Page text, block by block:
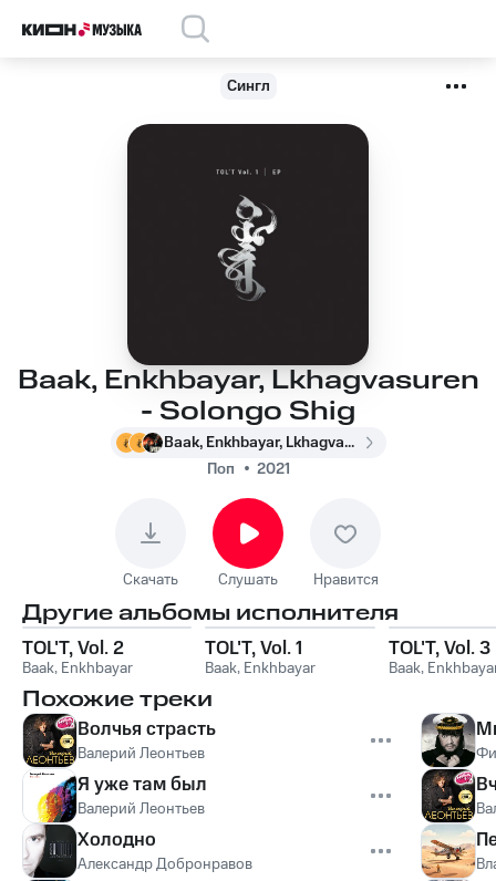
Сингл
Baak, Enkhbayar, Lkhagvasuren
- Solongo Shig
Baak, Enkhbayar, Lkhagvasuren
Поп
2021
Скачать Слушать Нравится
Другие альбомы исполнителя
TOL'T, Vol. 2
Baak, Enkhbayar
TOL'T, Vol. 1
Baak, Enkhbayar
TOL'T, Vol. 3
Baak,
Похожие треки
Вoлчья cтpacть
Валерий Леонтьев
Я уже там был
Валерий Леонтьев
Холодно
Александр Добронравов